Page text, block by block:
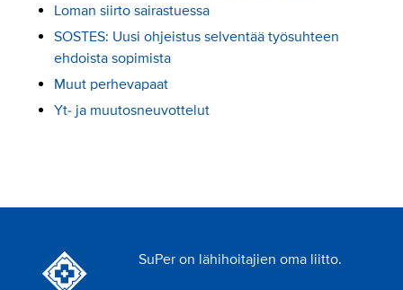
Loman siirto sairastuessa
SOSTES: Uusi ohjeistus selventää työsuhteen
ehdoista sopimista
Muut perhevapaat
Yt- ja muutosneuvottelut
SuPer on lähihoitajien oma liitto.